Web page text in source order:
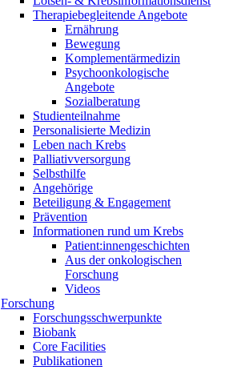
Therapiebegleitende Angebote
Ernährung
Bewegung
Komplementärmedizin
Psychoonkologische
Angebote
Sozialberatung
Studienteilnahme
Personalisierte Medizin
Leben nach Krebs
Palliativversorgung
Selbsthilfe
Angehörige
Beteiligung & Engagement
Prävention
Informationen rund um Krebs
Patient:innengeschichten
Aus der onkologischen
Forschung
Videos
Forschung
Forschungsschwerpunkte
Biobank
Core Facilities
Publikationen